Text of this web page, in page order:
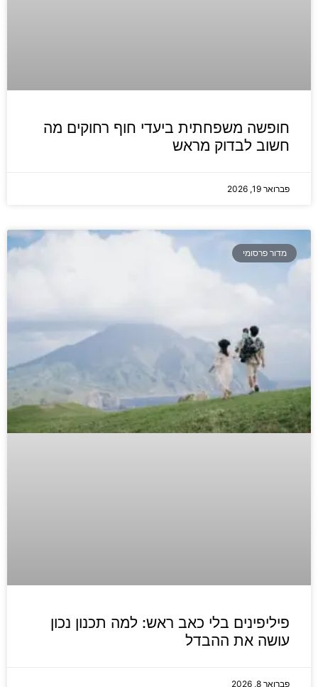
חופשה משפחתית ביעדי חוף רחוקים מה
חשוב לבדוק מראש
פברואר 19, 2026
מדור פרסומי
פיליפינים בלי כאב ראש: למה תכנון נכון
עושה את ההבדל
פברואר 8, 2026